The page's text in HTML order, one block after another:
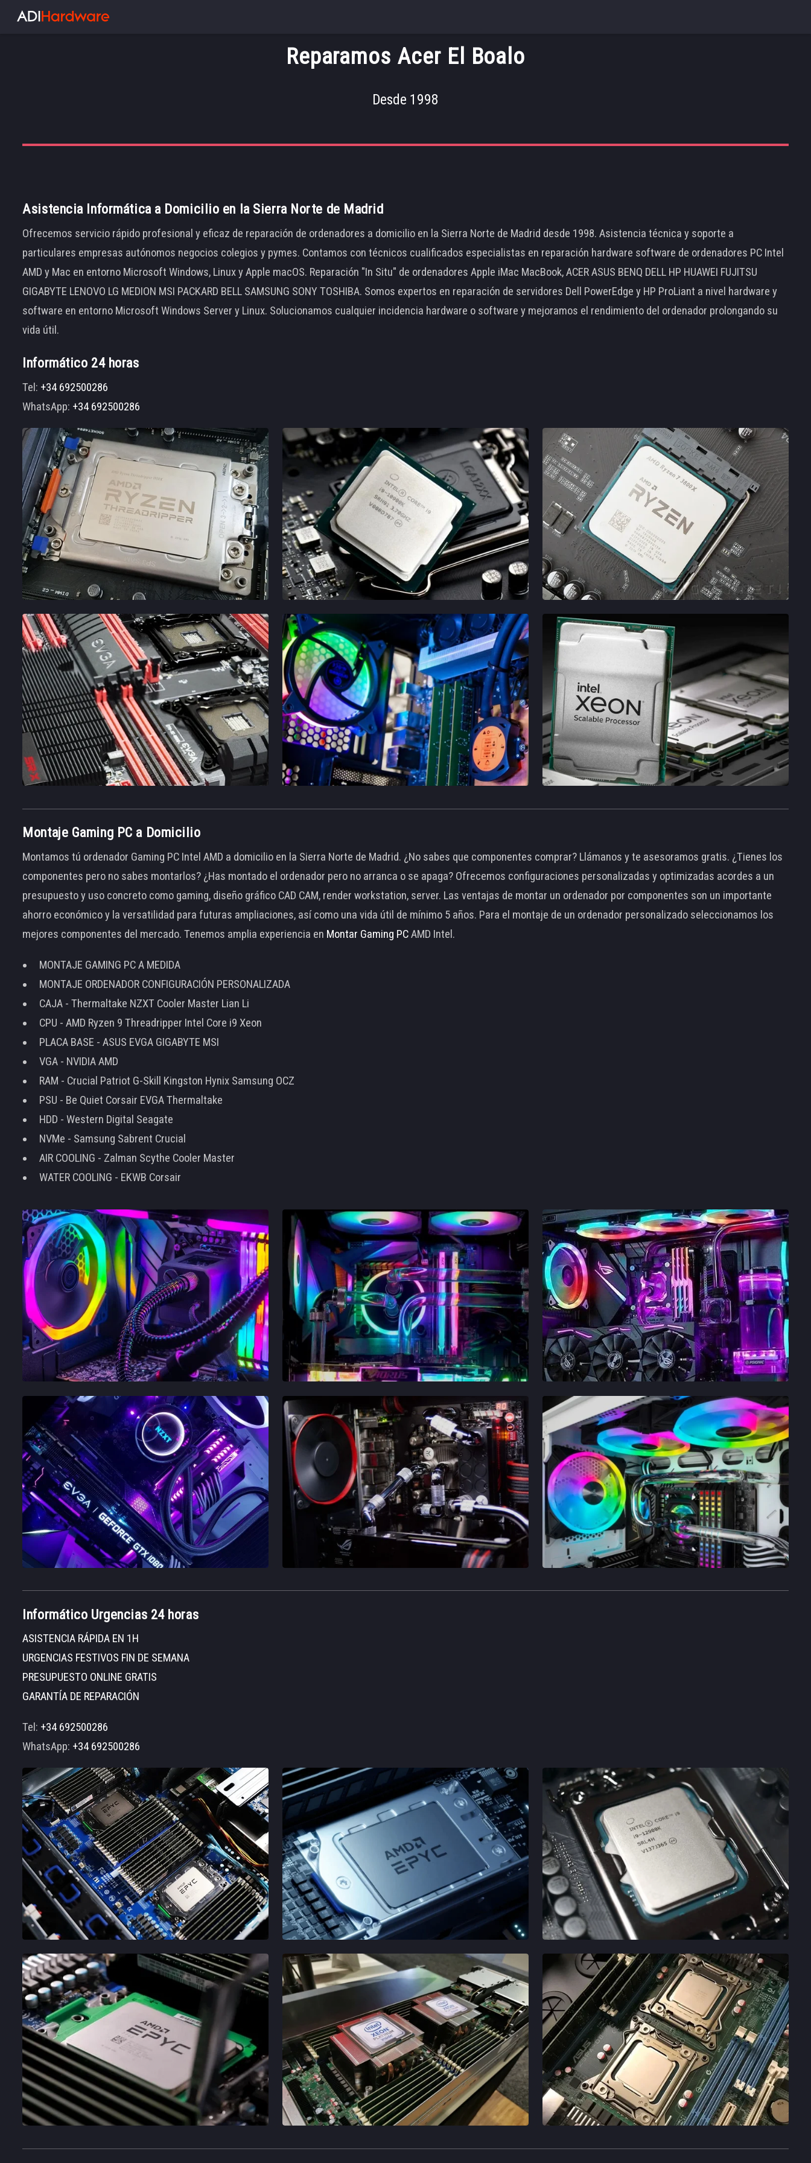
Reparamos Acer El Boalo
Desde 1998
Asistencia Informática a Domicilio en la Sierra Norte de Madrid
Ofrecemos servicio rápido profesional y eficaz de reparación de ordenadores a domicilio en la Sierra Norte de Madrid desde 1998. Asistencia técnica y soporte a
particulares empresas autónomos negocios colegios y pymes. Contamos con técnicos cualificados especialistas en reparación hardware software de ordenadores PC Intel
AMD y Mac en entorno Microsoft Windows, Linux y Apple macOS. Reparación "In Situ" de ordenadores Apple iMac MacBook, ACER ASUS BENQ DELL HP HUAWEI FUJITSU
GIGABYTE LENOVO LG MEDION MSI PACKARD BELL SAMSUNG SONY TOSHIBA. Somos expertos en reparación de servidores Dell PowerEdge y HP ProLiant a nivel hardware y
software en entorno Microsoft Windows Server y Linux. Solucionamos cualquier incidencia hardware o software y mejoramos el rendimiento del ordenador prolongando su
vida útil.
Informático 24 horas
Tel: +34 692500286
WhatsApp: +34 692500286
Montaje Gaming PC a Domicilio
Montamos tú ordenador Gaming PC Intel AMD a domicilio en la Sierra Norte de Madrid. ¿No sabes que componentes comprar? Llámanos y te asesoramos gratis. ¿Tienes los
componentes pero no sabes montarlos? ¿Has montado el ordenador pero no arranca o se apaga? Ofrecemos configuraciones personalizadas y optimizadas acordes a un
presupuesto y uso concreto como gaming, diseño gráfico CAD CAM, render workstation, server. Las ventajas de montar un ordenador por componentes son un importante
ahorro económico y la versatilidad para futuras ampliaciones, así como una vida útil de mínimo 5 años. Para el montaje de un ordenador personalizado seleccionamos los
mejores componentes del mercado. Tenemos amplia experiencia en Montar Gaming PCAMD Intel.
MONTAJE GAMING PC A MEDIDA
MONTAJE ORDENADOR CONFIGURACIÓN PERSONALIZADA
CAJA - Thermaltake NZXT Cooler Master Lian Li
CPU - AMD Ryzen 9 Threadripper Intel Core i9 Xeon
PLACA BASE - ASUS EVGA GIGABYTE MSI
VGA - NVIDIA AMD
RAM - Crucial Patriot G-Skill Kingston Hynix Samsung OCZ
PSU - Be Quiet Corsair EVGA Thermaltake
HDD - Western Digital Seagate
NVMe - Samsung Sabrent Crucial
AIR COOLING - Zalman Scythe Cooler Master
WATER COOLING - EKWB Corsair
Informático Urgencias 24 horas
ASISTENCIA RÁPIDA EN 1H
URGENCIAS FESTIVOS FIN DE SEMANA
PRESUPUESTO ONLINE GRATIS
GARANTÍA DE REPARACIÓN
Tel: +34 692500286
WhatsApp: +34 692500286